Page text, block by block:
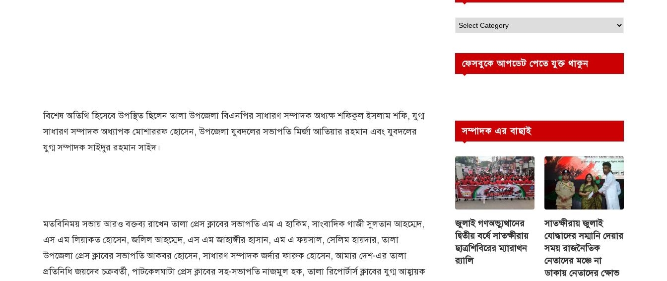
বিশেষ অতিথি হিসেবে উপস্থিত ছিলেন তালা উপজেলা বিএনপির সাধারণ সম্পাদক অধ্যক্ষ শফিকুল ইসলাম শফি, যুগ্ম
সাধারণ সম্পাদক অধ্যাপক মোশাররফ হোসেন, উপজেলা যুবদলের সভাপতি মির্জা আতিয়ার রহমান এবং যুবদলের
যুগ্ম সম্পাদক সাইদুর রহমান সাইদ।
মতবিনিময় সভায় আরও বক্তব্য রাখেন তালা প্রেস ক্লাবের সভাপতি এম এ হাকিম, সাংবাদিক গাজী সুলতান আহম্মেদ,
এস এম লিয়াকত হোসেন, জলিল আহম্মেদ, এস এম জাহাঙ্গীর হাসান, এম এ ফয়সাল, সেলিম হায়দার, তালা
উপজেলা প্রেস ক্লাবের সভাপতি আকবর হোসেন, সাধারণ সম্পাদক জর্দার ফারুক হোসেন, আমার দেশ-এর তালা
প্রতিনিধি জয়দেব চক্রবর্তী, পাটকেলঘাটা প্রেস ক্লাবের সহ-সভাপতি নাজমুল হক, তালা রিপোর্টার্স ক্লাবের যুগ্ম আহ্বায়ক
ফেসবুকে আপডেট পেতে যুক্ত থাকুন
সম্পাদক এর বাছাই
জুলাই গণঅভ্যুত্থানের
দ্বিতীয় বর্ষে সাতক্ষীরায়
ছাত্রশিবিরের ম্যারাথন
র‌্যালি
সাতক্ষীরায় জুলাই
যোদ্ধাদের সম্মানি দেয়ার
সময় রাজনৈতিক
নেতাদের মঞ্চে না
ডাকায় নেতাদের ক্ষোভ